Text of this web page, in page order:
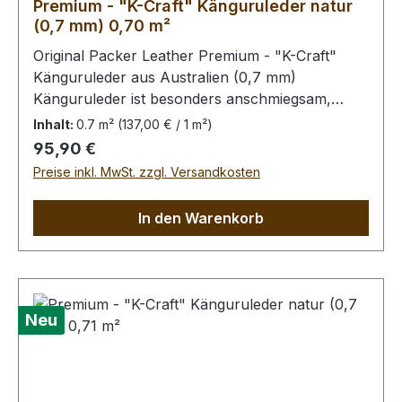
Premium - "K-Craft" Känguruleder natur
(0,7 mm) 0,70 m²
Original Packer Leather Premium - "K-Craft"
Känguruleder aus Australien (0,7 mm)
Känguruleder ist besonders anschmiegsam,
dennoch äußerst zug.- und reißfest. Rein
pflanzliche Gerbung ohne
Oberflächenbehandlung. Die Kängurus leben im
Freiland, kleinere Narben von Dornstichen u.ä.
wenig prägnant.Bei Bestellung von diesem Stück
erhalten Sie ein 0,70 m² großes Leder. Das
Inhalt: 0.7 m² (137,00 € / 1 m²)
Regulärer Preis:
95,90 €
Preise inkl. MwSt. zzgl. Versandkosten
In den Warenkorb
Neu